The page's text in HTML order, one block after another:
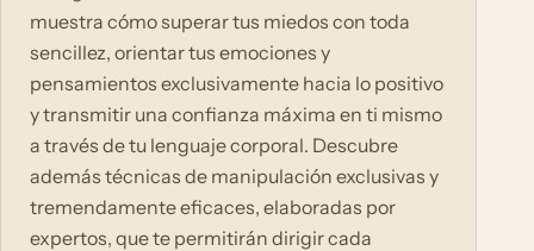
muestra cómo superar tus miedos con toda
sencillez, orientar tus emociones y
pensamientos exclusivamente hacia lo positivo
y transmitir una confianza máxima en ti mismo
a través de tu lenguaje corporal. Descubre
además técnicas de manipulación exclusivas y
tremendamente eficaces, elaboradas por
expertos, que te permitirán dirigir cada